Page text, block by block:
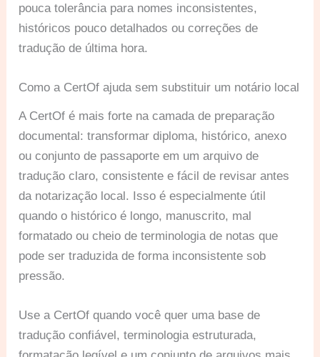
pouca tolerância para nomes inconsistentes,
históricos pouco detalhados ou correções de
tradução de última hora.
Como a CertOf ajuda sem substituir um notário local
A CertOf é mais forte na camada de preparação
documental: transformar diploma, histórico, anexo
ou conjunto de passaporte em um arquivo de
tradução claro, consistente e fácil de revisar antes
da notarização local. Isso é especialmente útil
quando o histórico é longo, manuscrito, mal
formatado ou cheio de terminologia de notas que
pode ser traduzida de forma inconsistente sob
pressão.
Use a CertOf quando você quer uma base de
tradução confiável, terminologia estruturada,